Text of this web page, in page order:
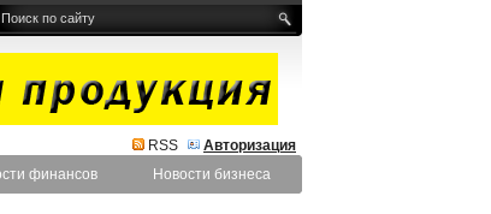
RSS
Авторизация
финансов Новости бизнеса